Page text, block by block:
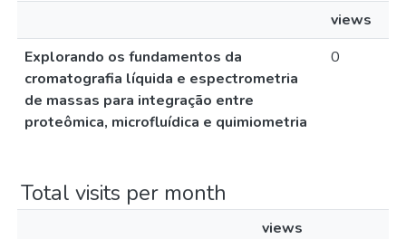
views
Explorando os fundamentos da
cromatografia líquida e espectrometria
de massas para integração entre
proteômica, microfluídica e quimiometria
0
Total visits per month
views